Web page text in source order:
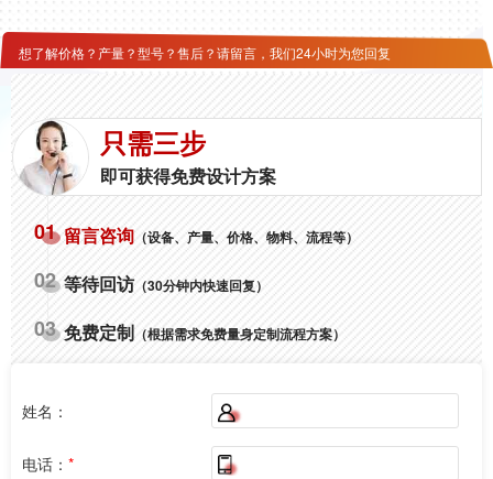
想了解价格？产量？型号？售后？请留言，我们24小时为您回复
只需三步
即可获得免费设计方案
01 留言咨询（设备、产量、价格、物料、流程等）
02 等待回访（30分钟内快速回复）
03 免费定制（根据需求免费量身定制流程方案）
姓名：
电话： *